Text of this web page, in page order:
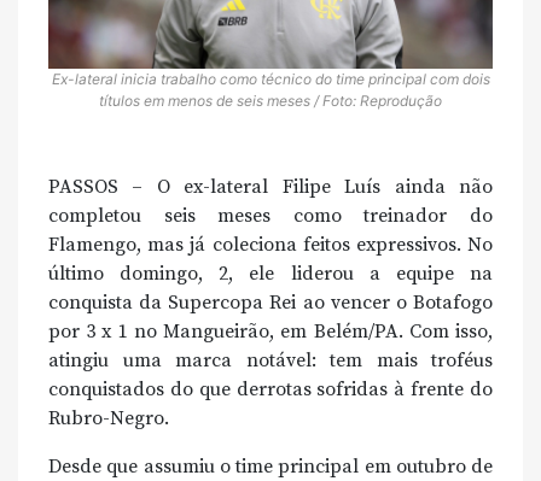
Ex-lateral inicia trabalho como técnico do time principal com dois
títulos em menos de seis meses / Foto: Reprodução
PASSOS – O ex-lateral Filipe Luís ainda não
completou seis meses como treinador do
Flamengo, mas já coleciona feitos expressivos. No
último domingo, 2, ele liderou a equipe na
conquista da Supercopa Rei ao vencer o Botafogo
por 3 x 1 no Mangueirão, em Belém/PA. Com isso,
atingiu uma marca notável: tem mais troféus
conquistados do que derrotas sofridas à frente do
Rubro-Negro.
Desde que assumiu o time principal em outubro de